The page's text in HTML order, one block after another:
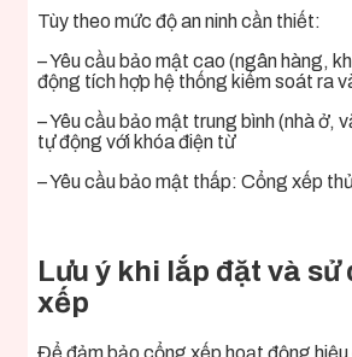
Tùy theo mức độ an ninh cần thiết:
– Yêu cầu bảo mật cao (ngân hàng,
động tích hợp hệ thống kiểm soát ra
– Yêu cầu bảo mật trung bình (nhà ở,
tự động với khóa điện từ
– Yêu cầu bảo mật thấp: Cổng xếp
Lưu ý khi lắp đặt và
xếp